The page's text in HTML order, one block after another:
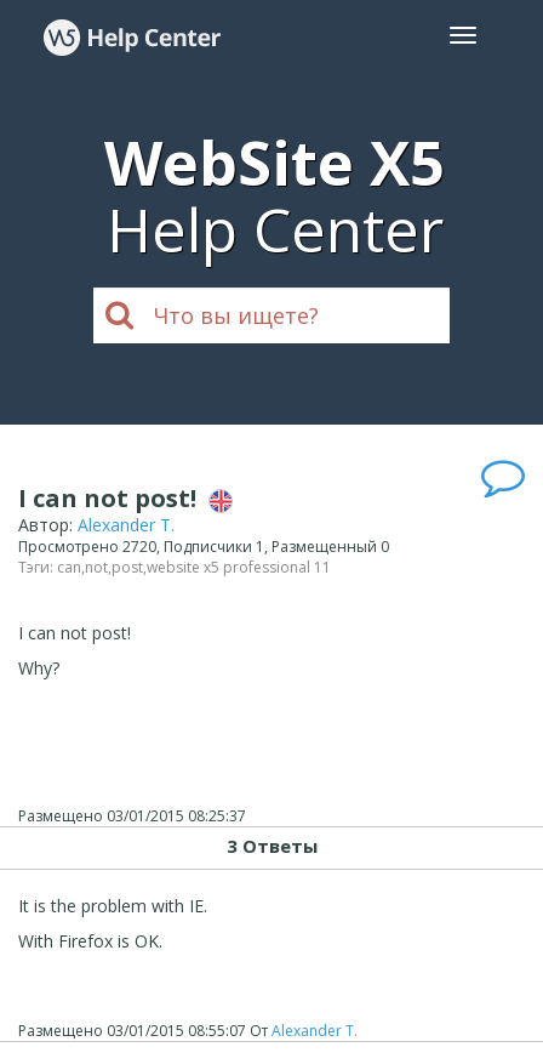
WebSite X5
Help Center
I can not post!
Автор: Alexander T.
Просмотрено 2720, Подписчики 1, Размещенный 0
Тэги: can,not,post,website x5 professional 11
I can not post!
Why?
Размещено 03/01/2015 08:25:37
3 Ответы
It is the problem with IE.
With Firefox is OK.
Размещено 03/01/2015 08:55:07 ОтAlexander T.